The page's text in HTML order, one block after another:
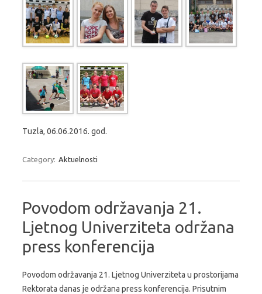
Tuzla, 06.06.2016. god.
Category: Aktuelnosti
Povodom održavanja 21.
Ljetnog Univerziteta održana
press konferencija
Povodom održavanja 21. Ljetnog Univerziteta u prostorijama
Rektorata danas je održana press konferencija. Prisutnim